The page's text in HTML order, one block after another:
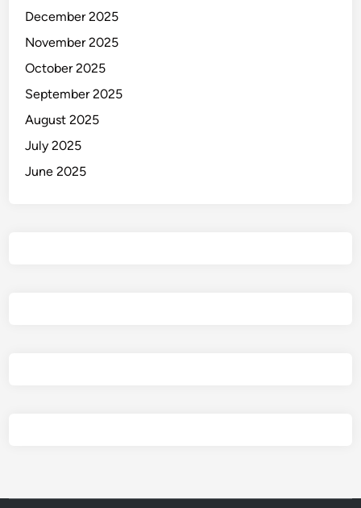
December 2025
November 2025
October 2025
September 2025
August 2025
July 2025
June 2025